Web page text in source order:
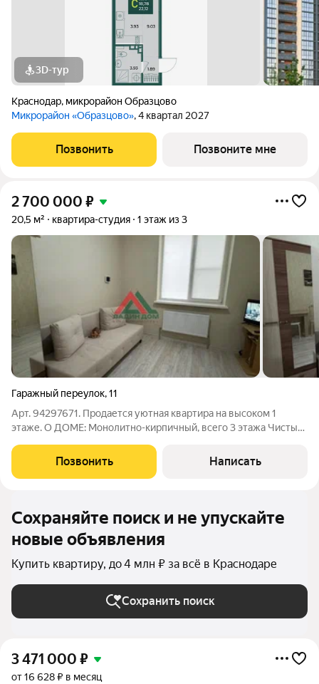
3D-тур
Краснодар, микрорайон Образцово
Микрорайон «Образцово», 4 квартал 2027
Позвонить Позвоните мне
2 700 000 ₽
20,5 м² квартира-студия 1 этаж из 3
Гаражный переулок,11
Арт. 94297671. Продается уютная квартира на высоком 1
этаже. О ДОМЕ: Монолитно-кирпичный, всего 3 этажа Чистый
район О КВАРТИРЕ: Квартира светлая Выполнен ремонт - не
требует дополнительных вложений
Позвонить Написать
Сохраняйте поиск и не упускайте
новые объявления
Купить квартиру, до 4 млн ₽ за всё в Краснодаре
Сохранить поиск
3 471 000 ₽
от 16 628 ₽ в месяц